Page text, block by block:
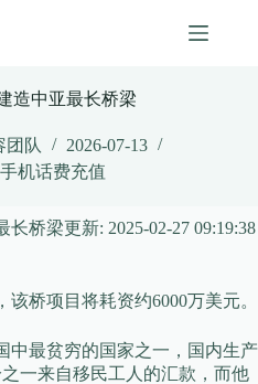
造中亚最长桥梁
团队
2026-07-13
机话费充值
长桥梁更新: 2025-02-27 09:19:38
桥项目将耗资约6000万美元。
中最贫穷的国家之一，国内生产
一来自移民工人的汇款，而他